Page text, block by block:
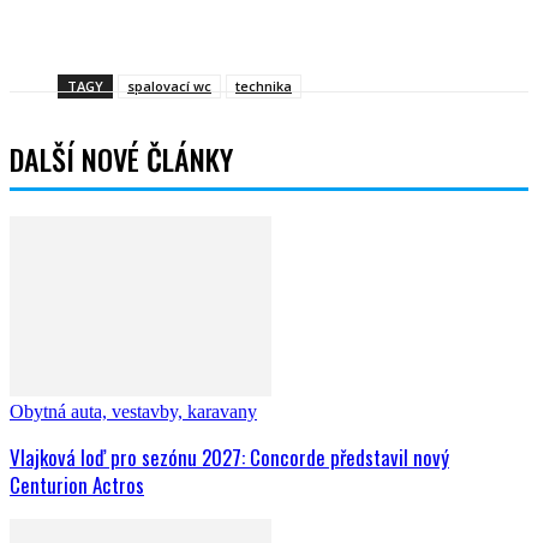
TAGY spalovací wc technika
DALŠÍ NOVÉ ČLÁNKY
Obytná auta, vestavby, karavany
Vlajková loď pro sezónu 2027: Concorde představil nový
Centurion Actros